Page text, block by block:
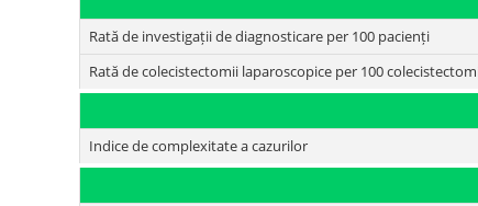
Rată de investigații de diagnosticare per 100 pacienți
Rată de colecistectomii laparoscopice per 100
Indice de complexitate a cazurilor